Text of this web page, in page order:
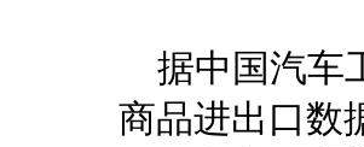
据中国汽车
商品进出口数